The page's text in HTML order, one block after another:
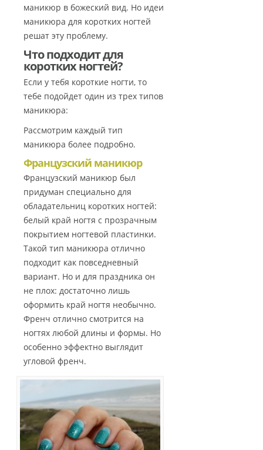
маникюр в божеский вид. Но идеи
маникюра для коротких ногтей
решат эту проблему.
Что подходит для
коротких ногтей?
Если у тебя короткие ногти, то
тебе подойдет один из трех типов
маникюра:
Рассмотрим каждый тип
маникюра более подробно.
Французский маникюр
Французский маникюр был
придуман специально для
обладательниц коротких ногтей:
белый край ногтя с прозрачным
покрытием ногтевой пластинки.
Такой тип маникюра отлично
подходит как повседневный
вариант. Но и для праздника он
не плох: достаточно лишь
оформить край ногтя необычно.
Френч отлично смотрится на
ногтях любой длины и формы. Но
особенно эффектно выглядит
угловой френч.